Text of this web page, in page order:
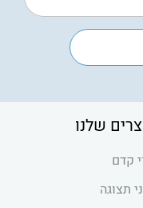
שלנו
קדם
תצוגה